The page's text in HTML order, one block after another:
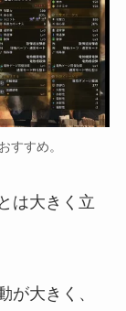
すすめ。
は大きく立
が大きく、